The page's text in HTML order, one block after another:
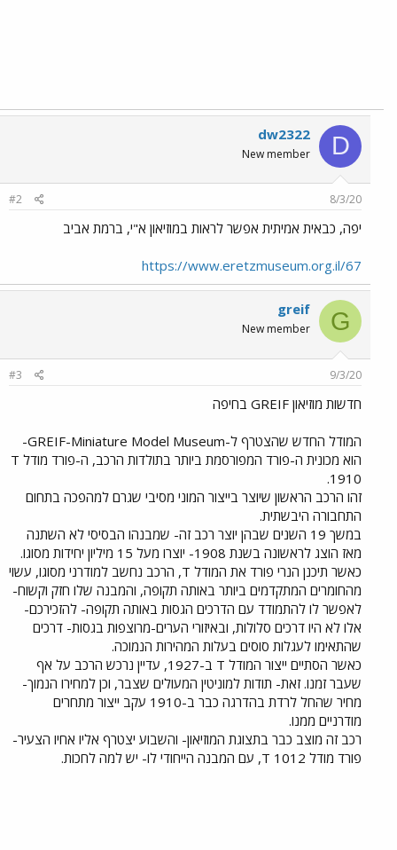
D
dw2322
New member
8/3/20
#2
יפה, כבאית אמיתית אפשר לראות במוזיאון א"י, ברמת אביב
https://www.eretzmuseum.org.il/67
G
greif
New member
9/3/20
#3
חדשות מוזיאון GREIF בחיפה
המודל החדש שהצטרף ל-GREIF-Miniature Model Museum-
הוא מכונית ה-פורד המפורסמת ביותר בתולדות הרכב, ה-פורד מודל T
1910.
זהו הרכב הראשון שיוצר בייצור המוני מסיבי שגרם למהפכה בתחום
התחבורה היבשתית.
במשך 19 השנים שבהן יוצר רכב זה- שמבנהו הבסיסי לא השתנה
מאז הוצג לראשונה בשנת 1908- יוצרו מעל 15 מיליון יחידות מסוגו.
כאשר תיכנן הנרי פורד את המודל T, הרכב נחשב למודרני מסוגו, עשוי
מהחומרים המתקדמים ביותר באותה תקופה, והמבנה שלו חזק וקשוח-
לאפשר לו להתמודד עם הדרכים הגסות באותה תקופה- להזכירכם-
אלו לא היו דרכים סלולות, ובאיזורי הערים-מרוצפות בגסות- דרכים
שהתאימו לעגלות סוסים בעלות המהירות הנמוכה.
כאשר הסתיים ייצור המודל T ב-1927, עדיין נרכש הרכב על אף
שעבר זמנו. זאת- תודות למוניטין המעולים שצבר, וכן למחירו הנמוך-
מחיר שהחל לרדת בהדרגה כבר ב-1910 עקב ייצור מתחרים
מודרניים ממנו.
רכב זה מוצב כבר בתצוגת המוזיאון- והשבוע יצטרף אליו אחיו הצעיר-
פורד מודל T 1012, עם המבנה הייחודי לו- יש למה לחכות.